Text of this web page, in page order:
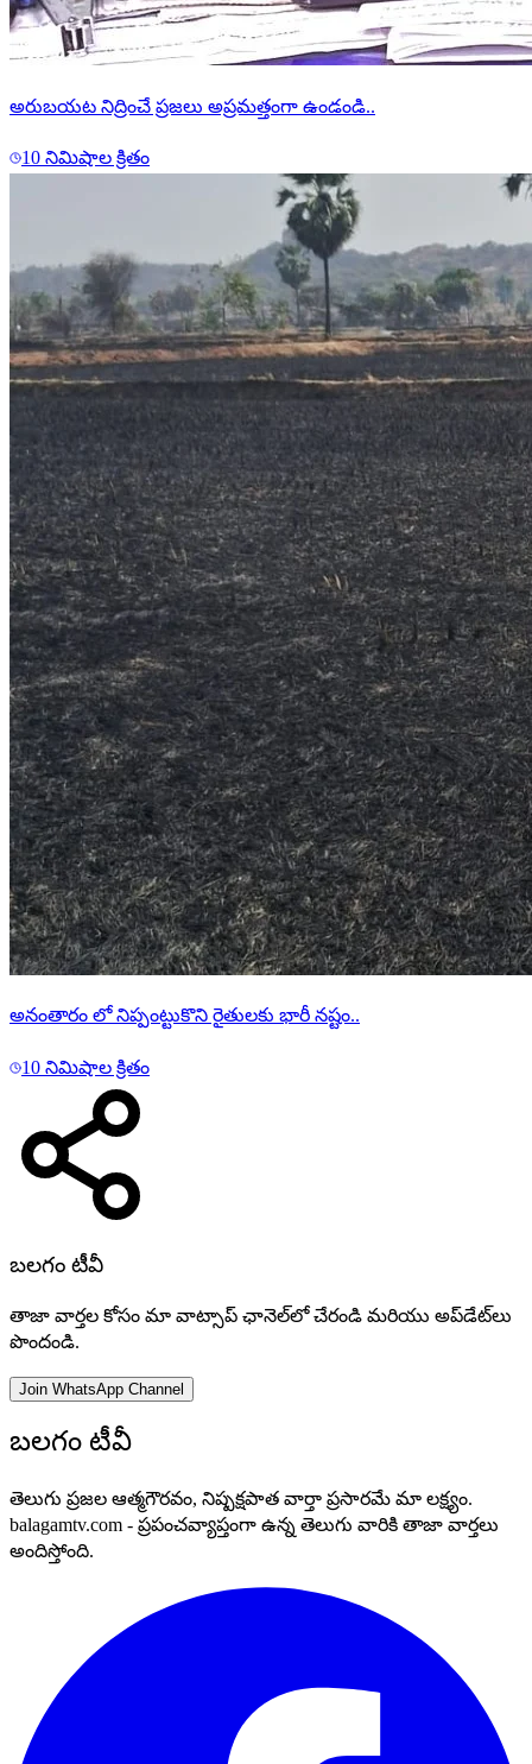
అరుబయట నిద్రించే ప్రజలు అప్రమత్తంగా ఉండండి..
10 నిమిషాల క్రితం
అనంతారం లో నిప్పంట్టుకొని రైతులకు భారీ నష్టం..
10 నిమిషాల క్రితం
బలగం టీవీ
తాజా వార్తల కోసం మా వాట్సాప్ ఛానెల్‌లో చేరండి మరియు అప్‌డేట్‌లు
పొందండి.
Join WhatsApp Channel
బలగం టీవీ
తెలుగు ప్రజల ఆత్మగౌరవం, నిష్పక్షపాత వార్తా ప్రసారమే మా లక్ష్యం.
balagamtv.com - ప్రపంచవ్యాప్తంగా ఉన్న తెలుగు వారికి తాజా వార్తలు
అందిస్తోంది.